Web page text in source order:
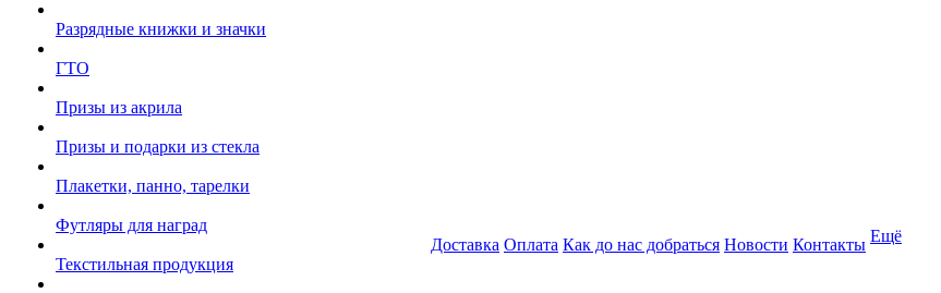
Разрядные книжки и значки
ГТО
Призы из акрила
Призы и подарки из стекла
Плакетки, панно, тарелки
Футляры для наград
Текстильная продукция
Доставка Оплата Как до нас добраться Новости Контакты Ещё